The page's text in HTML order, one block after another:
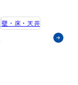
壁・床・天井